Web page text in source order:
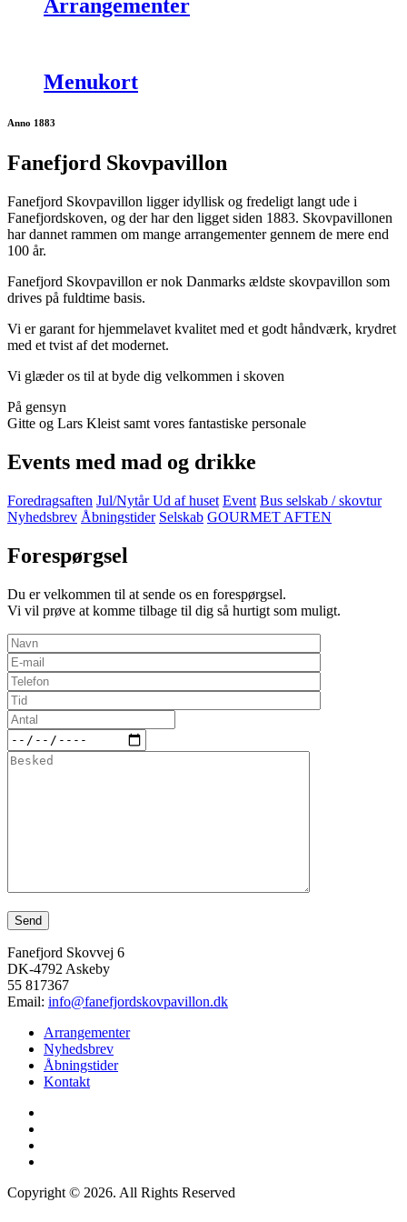
Arrangementer
Menukort
Anno 1883
Fanefjord Skovpavillon
Fanefjord Skovpavillon ligger idyllisk og fredeligt langt ude i
Fanefjordskoven, og der har den ligget siden 1883. Skovpavillonen
har dannet rammen om mange arrangementer gennem de mere end
100 år.
Fanefjord Skovpavillon er nok Danmarks ældste skovpavillon som
drives på fuldtime basis.
Vi er garant for hjemmelavet kvalitet med et godt håndværk, krydret
med et tvist af det modernet.
Vi glæder os til at byde dig velkommen i skoven
På gensyn
Gitte og Lars Kleist samt vores fantastiske personale
Events med mad og drikke
Foredragsaften Jul/NytårUd af huset Event Bus selskab / skovtur
Nyhedsbrev Åbningstider Selskab GOURMET AFTEN
Forespørgsel
Du er velkommen til at sende os en forespørgsel.
Vi vil prøve at komme tilbage til dig så hurtigt som muligt.
Fanefjord Skovvej 6
DK-4792 Askeby
55 817367
Email: info@fanefjordskovpavillon.dk
Arrangementer
Nyhedsbrev
Åbningstider
Kontakt
Copyright © 2026. All Rights Reserved